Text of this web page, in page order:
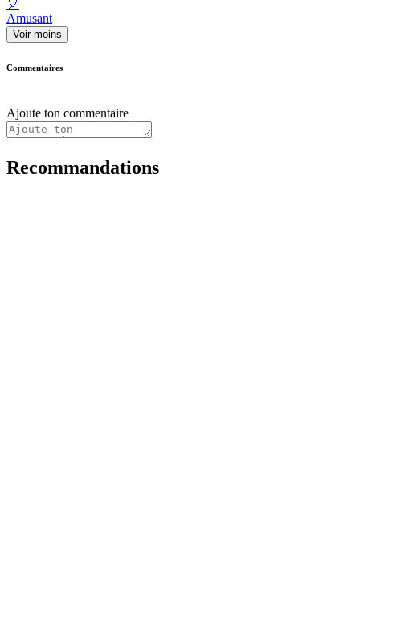
🎈
Amusant
Voir moins
Commentaires
Ajoute ton commentaire
Recommandations